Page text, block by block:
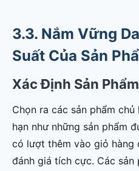
3.3. Nắm Vững
Suất Của Sản
Xác Định Sản
Chọn ra các sản phẩm
hạn như những sản phẩm
có lượt thêm vào giỏ hàng
đánh giá tích cực. Các